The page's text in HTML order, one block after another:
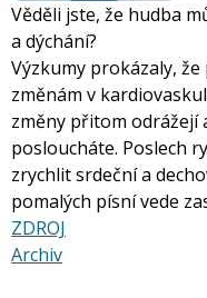
Věděli jste, že hudba
a dýchání?
Výzkumy prokázaly,
změnám v
změny přitom odrážejí
posloucháte. Poslech
zrychlit srdeční a
pomalých písní vede
ZDROJ
Archiv